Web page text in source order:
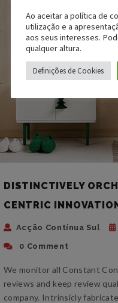
DISTINCTIVELY
CENTRIC
Acção Contínua Sul
0 Comment
We monitor all Constant
reviews and keep review
company. Intrinsicly
Ao aceitar a política de
utilização e a
aos seus interesses.
qualquer altura.
Definições de Cookies